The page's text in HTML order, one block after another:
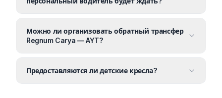
Можно ли организовать обратный трансфер
Regnum Carya — AYT?
Предоставляются ли детские кресла?